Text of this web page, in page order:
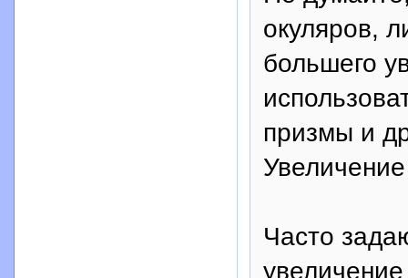
окуляров,
большего
призмы и
Увеличение
Часто
увеличение